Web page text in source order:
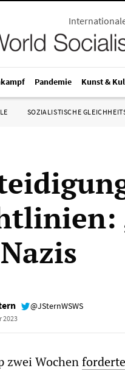
Pandemie Kunst &
SOZIALISTISCHE
@JSternWSWS
2023
zwei Wochenforderte